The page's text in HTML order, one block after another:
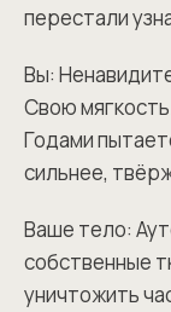
перестали
Вы:
Свою
Годами
сильнее,
Ваше тело:
собственные
уничтожить